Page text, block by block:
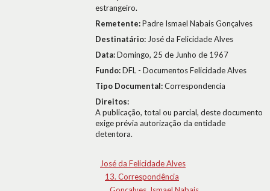
estrangeiro.
Remetente:Padre Ismael Nabais Gonçalves
Destinatário: José da Felicidade Alves
Data:Domingo, 25 de Junho de 1967
Fundo:DFL - Documentos Felicidade Alves
Tipo Documental:Correspondencia
Direitos:
A publicação, total ou parcial, deste documento
exige prévia autorização da entidade
detentora.
José da Felicidade Alves
13. Correspondência